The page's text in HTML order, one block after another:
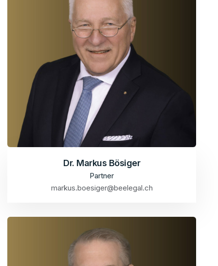
Dr. Markus Bösiger
Partner
markus.boesiger@beelegal.ch